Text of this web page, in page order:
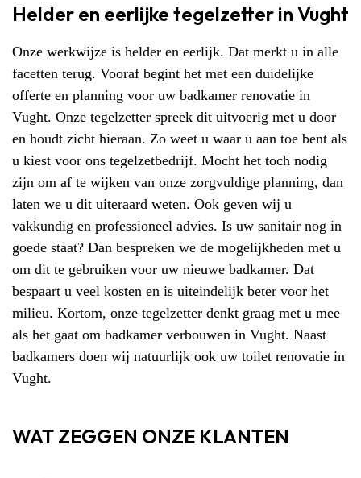
Helder en eerlijke tegelzetter in Vught
Onze werkwijze is helder en eerlijk. Dat merkt u in alle
facetten terug. Vooraf begint het met een duidelijke
offerte en planning voor uw badkamer renovatie in
Vught. Onze tegelzetter spreek dit uitvoerig met u door
en houdt zicht hieraan. Zo weet u waar u aan toe bent als
u kiest voor ons tegelzetbedrijf. Mocht het toch nodig
zijn om af te wijken van onze zorgvuldige planning, dan
laten we u dit uiteraard weten. Ook geven wij u
vakkundig en professioneel advies. Is uw sanitair nog in
goede staat? Dan bespreken we de mogelijkheden met u
om dit te gebruiken voor uw nieuwe badkamer. Dat
bespaart u veel kosten en is uiteindelijk beter voor het
milieu. Kortom, onze tegelzetter denkt graag met u mee
als het gaat om badkamer verbouwen in Vught. Naast
badkamers doen wij natuurlijk ook uw toilet renovatie in
Vught.
WAT ZEGGEN ONZE KLANTEN